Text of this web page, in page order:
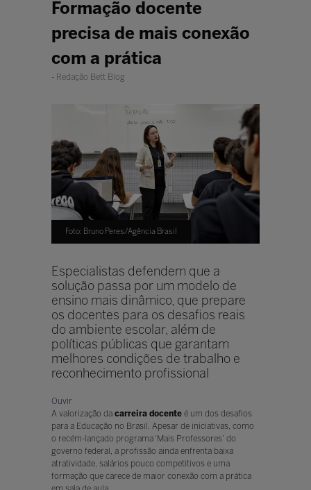
Formação docente
precisa de mais conexão
com a prática
Redação Bett Blog
Foto: Bruno Peres/Agência Brasil
Especialistas defendem que a
solução passa por um modelo de
ensino mais dinâmico, que prepare
os docentes para os desafios reais
do ambiente escolar, além de
políticas públicas que garantam
melhores condições de trabalho e
reconhecimento profissional
Ouvir
A valorização dacarreira docenteé um dos desafios
para a Educação no Brasil. Apesar de iniciativas, como
o recém-lançado programa ‘Mais Professores’ do
governo federal, a profissão ainda enfrenta baixa
atratividade, salários pouco competitivos e uma
formação que carece de maior conexão com a prática